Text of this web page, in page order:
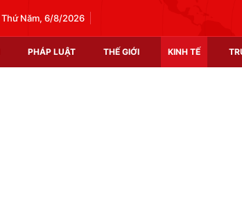
Thứ Năm, 6/8/2026
PHÁP LUẬT THẾ GIỚI KINH TẾ